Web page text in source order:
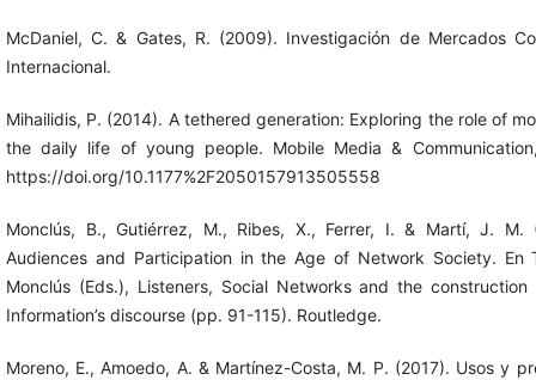
McDaniel, C. & Gates, R. (2009). Investigación de Mercados
Internacional.
Mihailidis, P. (2014). A tethered generation: Exploring the role of
the daily life of young people. Mobile Media &
https://doi.org/10.1177%2F2050157913505558
Monclús, B., Gutiérrez, M., Ribes, X., Ferrer, I. & Martí, J. M.
Audiences and Participation in the Age of Network Society. En
Monclús (Eds.), Listeners, Social Networks and the
Information’s discourse (pp. 91-115). Routledge.
Moreno, E., Amoedo, A. & Martínez-Costa, M. P. (2017). Usos y